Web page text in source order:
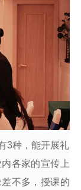
3种，能开展礼
各家的宣传上
不多，授课的